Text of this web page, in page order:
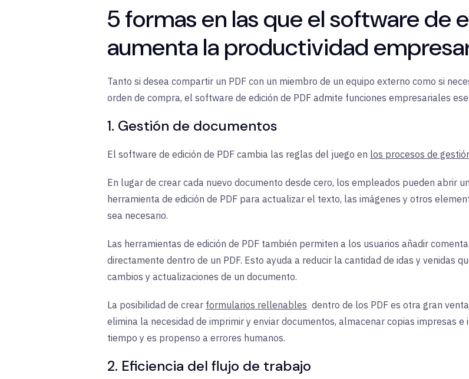
5 formas en las que el software de
aumenta la productividad
Tanto si desea compartir un PDF con un miembro de un equipo externo como si
orden de compra, el software de edición de PDF admite funciones empresariales
1. Gestión de documentos
El software de edición de PDF cambia las reglas del juego en los procesos de
En lugar de crear cada nuevo documento desde cero, los empleados pueden abrir
herramienta de edición de PDF para actualizar el texto, las imágenes y otros
sea necesario.
Las herramientas de edición de PDF también permiten a los usuarios añadir
directamente dentro de un PDF. Esto ayuda a reducir la cantidad de idas y venidas
cambios y actualizaciones de un documento.
La posibilidad de crear formularios rellenables dentro de los PDF es otra gran
elimina la necesidad de imprimir y enviar documentos, almacenar copias impresas
tiempo y es propenso a errores humanos.
2. Eficiencia del flujo de trabajo